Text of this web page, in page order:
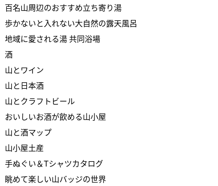
百名山周辺のおすすめ立ち寄り湯
歩かないと入れない大自然の露天風呂
地域に愛される湯 共同浴場
酒
山とワイン
山と日本酒
山とクラフトビール
おいしいお酒が飲める山小屋
山と酒マップ
山小屋土産
手ぬぐい＆Tシャツカタログ
眺めて楽しい山バッジの世界